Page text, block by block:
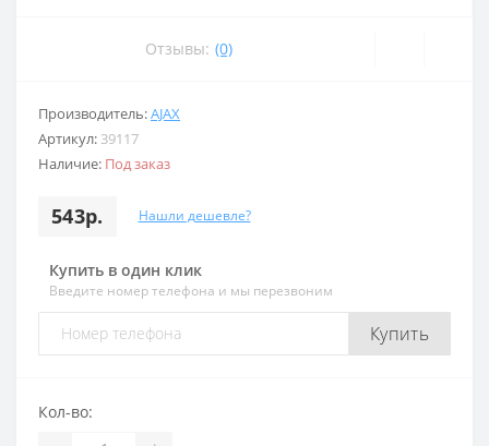
Отзывы: (0)
Производитель:AJAX
Артикул: 39117
Наличие: Под заказ
543р. Нашли дешевле?
Купить в один клик
Введите номер телефона и мы перезвоним
Купить
Кол-во: